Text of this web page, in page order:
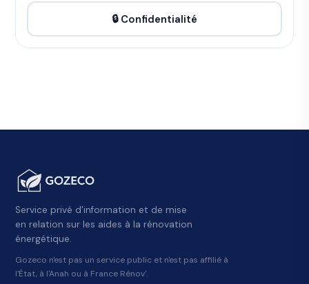
🔒 Confidentialité
Service privé d'information et de mise
en relation sur les aides à la rénovation
énergétique.
Gozeco n'est pas un service public et n'est pas affilié à
l'État, à l'Anah ou à France Rénov'.